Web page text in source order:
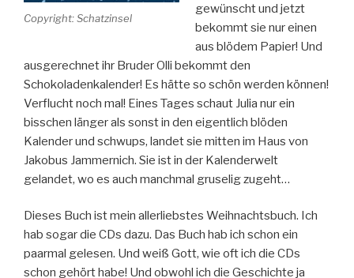
Copyright: Schatzinsel
gewünscht und jetzt
bekommt sie nur einen
aus blödem Papier! Und
ausgerechnet ihr Bruder Olli bekommt den
Schokoladenkalender! Es hätte so schön werden können!
Verflucht noch mal! Eines Tages schaut Julia nur ein
bisschen länger als sonst in den eigentlich blöden
Kalender und schwups, landet sie mitten im Haus von
Jakobus Jammernich. Sie ist in der Kalenderwelt
gelandet, wo es auch manchmal gruselig zugeht…
Dieses Buch ist mein allerliebstes Weihnachtsbuch. Ich
hab sogar die CDs dazu. Das Buch hab ich schon ein
paarmal gelesen. Und weiß Gott, wie oft ich die CDs
schon gehört habe! Und obwohl ich die Geschichte ja